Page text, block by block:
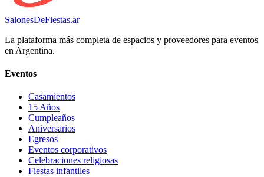
SalonesDeFiestas.ar
La plataforma más completa de espacios y proveedores para eventos
en Argentina.
Eventos
Casamientos
15 Años
Cumpleaños
Aniversarios
Egresos
Eventos corporativos
Celebraciones religiosas
Fiestas infantiles